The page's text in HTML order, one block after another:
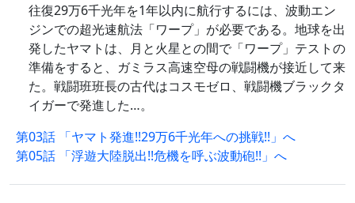
往復29万6千光年を1年以内に航行するには、波動エン
ジンでの超光速航法「ワープ」が必要である。地球を出
発したヤマトは、月と火星との間で「ワープ」テストの
準備をすると、ガミラス高速空母の戦闘機が接近して来
た。戦闘班班長の古代はコスモゼロ、戦闘機ブラックタ
イガーで発進した…。
第03話 「ヤマト発進!!29万6千光年への挑戦!!」へ
第05話 「浮遊大陸脱出!!危機を呼ぶ波動砲!!」へ